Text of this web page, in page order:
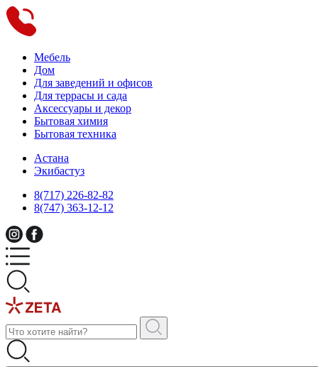
Мебель
Дом
Для заведений и офисов
Для террасы и сада
Аксессуары и декор
Бытовая химия
Бытовая техника
Астана
Экибастуз
8(717) 226-82-82
8(747) 363-12-12